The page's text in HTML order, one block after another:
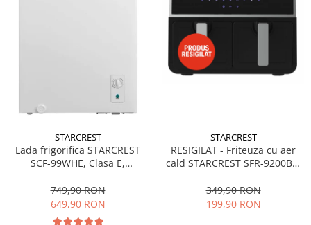
STARCREST
Lada frigorifica STARCREST
SCF-99WHE, Clasa E,
convertibil - functie frigider,
Termostat reglabil, Alb
749,90 RON
649,90 RON
STARCREST
RESIGILAT - Friteuza cu aer
cald STARCREST SFR-9200BK,
Termostat 80 - 200 °C, 8
programe predefinite, Negru
349,90 RON
199,90 RON